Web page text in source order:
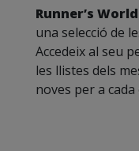
Runner’s World
una selecció de
Accedeix al seu
les llistes dels
noves per a